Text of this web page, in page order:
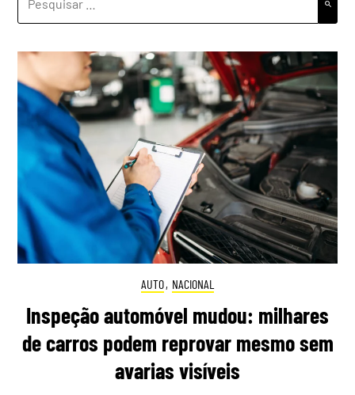
POR:
AUTO, NACIONAL
Inspeção automóvel mudou: milhares
de carros podem reprovar mesmo sem
avarias visíveis